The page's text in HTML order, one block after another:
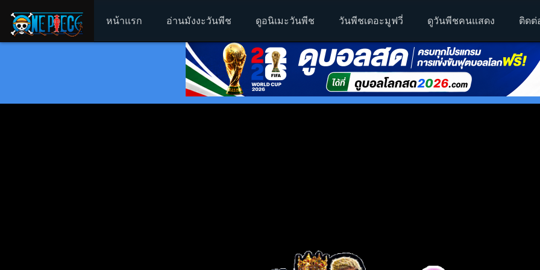
หน้าแรก อ่านมังงะวันพีช ดูอนิเมะวันพีช วันพีชเดอะมูฟวี่ ดูวันพีชคนแสดง ติดต่